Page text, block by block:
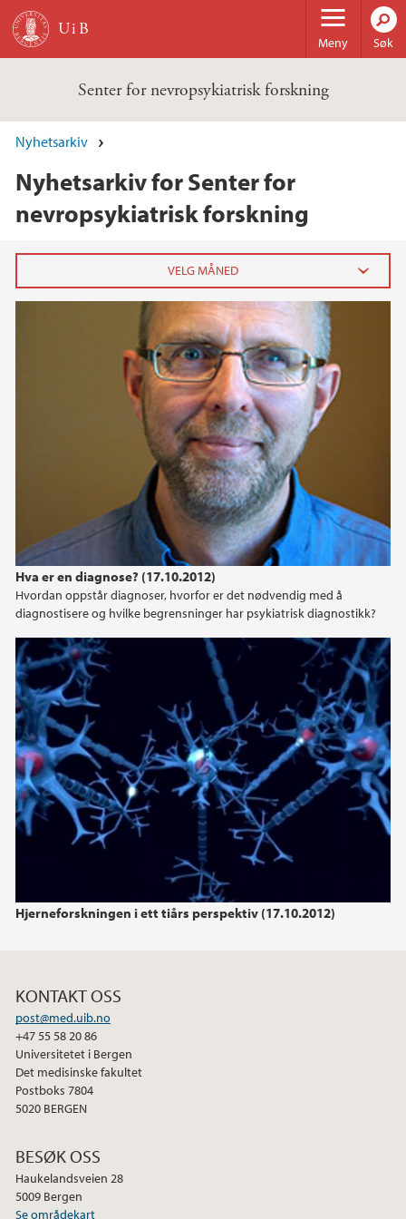
Hopp til hovedinnhold
Meny Søk
Senter for nevropsykiatrisk forskning
Nyhetsarkiv
Nyhetsarkiv for Senter for
nevropsykiatrisk forskning
Hva er en diagnose? (17.10.2012)
Hvordan oppstår diagnoser, hvorfor er det nødvendig med å
diagnostisere og hvilke begrensninger har psykiatrisk diagnostikk?
Hjerneforskningen i ett tiårs perspektiv (17.10.2012)
2024
november (1)
2023
2022
2021
2019
2017
2016
2015
2014
2013
2012
2011
KONTAKT OSS
post@med.uib.no
+47 55 58 20 86
Universitetet i Bergen
Det medisinske fakultet
Postboks 7804
5020 BERGEN
BESØK OSS
Haukelandsveien 28
5009 Bergen
Se områdekart